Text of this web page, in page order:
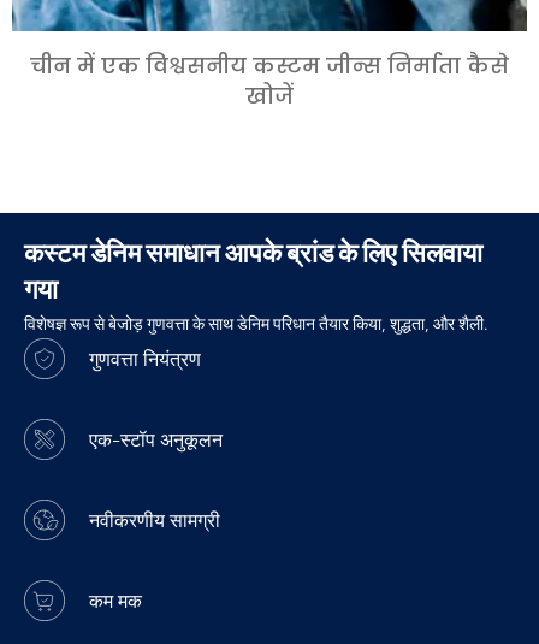
चीन में एक विश्वसनीय कस्टम जीन्स निर्माता कैसे
खोजें
कस्टम डेनिम समाधान आपके ब्रांड के लिए सिलवाया
गया
विशेषज्ञ रूप से बेजोड़ गुणवत्ता के साथ डेनिम परिधान तैयार किया, शुद्धता, और शैली.
गुणवत्ता नियंत्रण
एक-स्टॉप अनुकूलन
नवीकरणीय सामग्री
कम मक